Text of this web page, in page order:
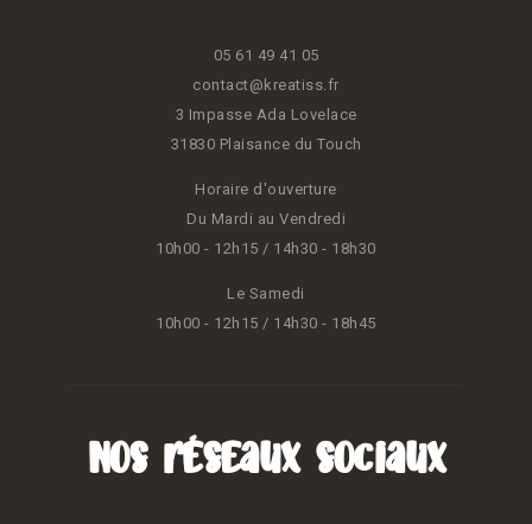
05 61 49 41 05
contact@kreatiss.fr
3 Impasse Ada Lovelace
31830 Plaisance du Touch
Horaire d'ouverture
Du Mardi au Vendredi
10h00 - 12h15 / 14h30 - 18h30
Le Samedi
10h00 - 12h15 / 14h30 - 18h45
Nos réseaux sociaux